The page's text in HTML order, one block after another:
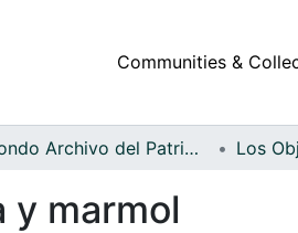
Communities &
Fondo Archivo del Patrimonio Fotográfico y Fílmico del Valle del Cauca Los
y marmol